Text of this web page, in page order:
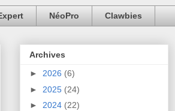
NéoPro Clawbies
Archives
► 2026 (6)
► 2025 (24)
► 2024 (22)